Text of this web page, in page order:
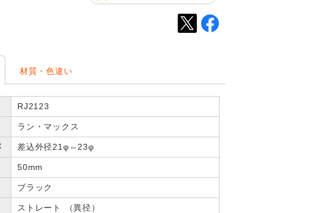
材質・色違い
RJ2123
ラン・マックス
差込外径21φ⇔23φ
50mm
ブラック
ストレート （異径）